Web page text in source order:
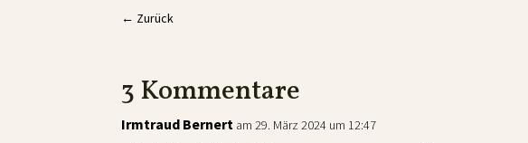
← Zurück
3 Kommentare
Irmtraud Bernert am 29. März 2024 um 12:47